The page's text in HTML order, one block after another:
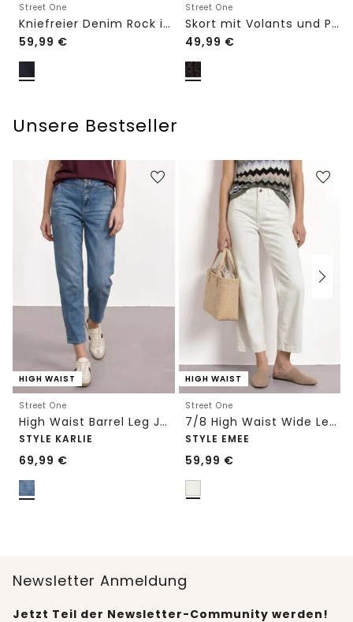
Street One
Kniefreier Denim Rock in Wickeloptik
59,99 €
Street One
Skort mit Volants und Print
49,99 €
Unsere Bestseller
HIGH WAIST
Street One
High Waist Barrel Leg Jeans im Loose Fit
STYLE KARLIE
69,99 €
HIGH WAIST
Street One
7/8 High Waist Wide Leg Jeans im Loose Fit
STYLE EMEE
59,99 €
Newsletter Anmeldung
Jetzt Teil der Newsletter-Community werden!